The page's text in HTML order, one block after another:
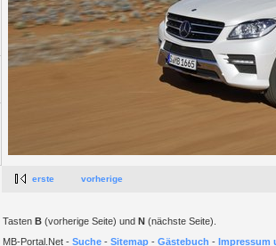
erste vorherige
Tasten B(vorherige Seite) und N(nächste Seite).
Portal.Net - Suche- Sitemap- Gästebuch - Impressum